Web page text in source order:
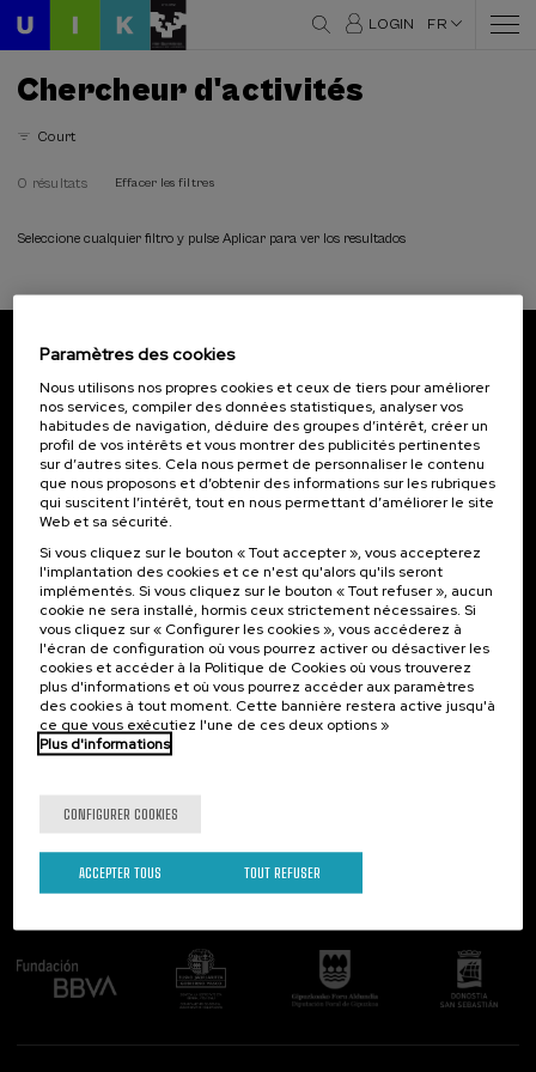
LOGIN FR
Chercheur d'activités
Court
0 résultats Effacer les filtres
Seleccione cualquier filtro y pulse Aplicar para ver los resultados
Inscrivez-vous pour être le premier à recevoir les
actualités de l'UIK.
S'abonner
Contact
Palacio Miramar
Paseo de Miraconcha, 48
20007 Donostia / San Sebastián
Gipuzkoa, Spain
Contactez-nous!
Intéressant...
Activités précédentes
Suivez-nous
Paramètres des cookies
Nous utilisons nos propres cookies et ceux de tiers pour améliorer
nos services, compiler des données statistiques, analyser vos
habitudes de navigation, déduire des groupes d’intérêt, créer un
profil de vos intérêts et vous montrer des publicités pertinentes
sur d’autres sites. Cela nous permet de personnaliser le contenu
que nous proposons et d’obtenir des informations sur les rubriques
qui suscitent l’intérêt, tout en nous permettant d’améliorer le site
Web et sa sécurité.
Si vous cliquez sur le bouton « Tout accepter », vous accepterez
l'implantation des cookies et ce n'est qu'alors qu'ils seront
implémentés. Si vous cliquez sur le bouton « Tout refuser », aucun
cookie ne sera installé, hormis ceux strictement nécessaires. Si
vous cliquez sur « Configurer les cookies », vous accéderez à
l'écran de configuration où vous pourrez activer ou désactiver les
cookies et accéder à la Politique de Cookies où vous trouverez
plus d'informations et où vous pourrez accéder aux paramètres
des cookies à tout moment. Cette bannière restera active jusqu'à
ce que vous exécutiez l'une de ces deux options »
Plus d'informations
CONFIGURER COOKIES
TOUT REFUSER
ACCEPTER TOUS